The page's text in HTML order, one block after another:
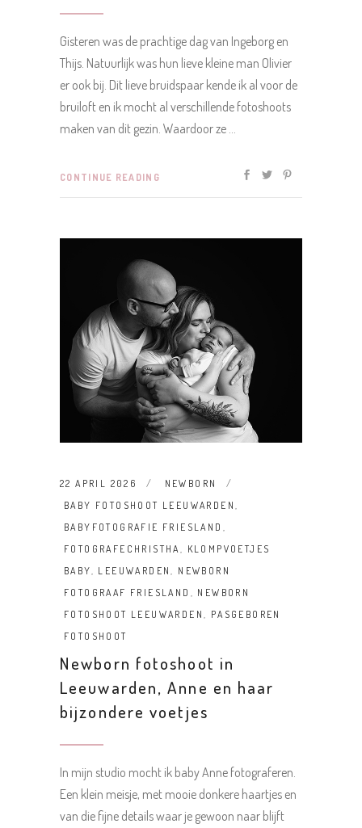
Gisteren was de prachtige dag van Ingeborg en
Thijs. Natuurlijk was hun lieve kleine man Olivier
er ook bij. Dit lieve bruidspaar kende ik al voor de
bruiloft en ik mocht al verschillende fotoshoots
maken van dit gezin. Waardoor ze
CONTINUE READING
22 APRIL 2026
NEWBORN
BABY FOTOSHOOT LEEUWARDEN
BABYFOTOGRAFIE FRIESLAND
FOTOGRAFECHRISTHA
KLOMPVOETJES
BABY
LEEUWARDEN
NEWBORN
FOTOGRAAF FRIESLAND
NEWBORN
FOTOSHOOT LEEUWARDEN
PASGEBOREN
FOTOSHOOT
Newborn fotoshoot in
Leeuwarden, Anne en haar
bijzondere voetjes
In mijn studio mocht ik baby Anne fotograferen.
Een klein meisje, met mooie donkere haartjes en
van die fijne details waar je gewoon naar blijft